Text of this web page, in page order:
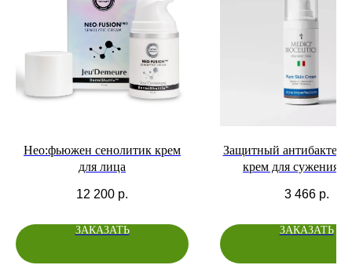
Нео:фьюжен сенолитик крем
для лица
12 200 р.
ЗАКАЗАТЬ
Защитный
крем для сужения
ДМАЭ, 3 466 р.
ЗАКАЗАТЬ